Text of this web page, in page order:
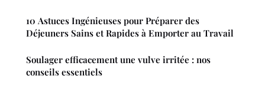
10 Astuces Ingénieuses pour Préparer des
Déjeuners Sains et Rapides à Emporter au Travail
Soulager efficacement une vulve irritée : nos
conseils essentiels